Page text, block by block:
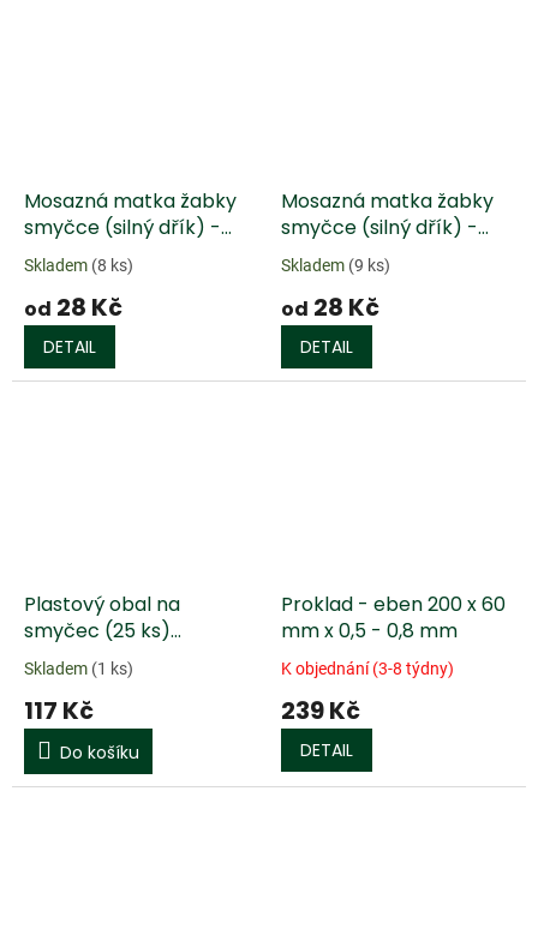
Mosazná matka žabky
smyčce (silný dřík) -
metrický závit
Skladem (8 ks)
od 28 Kč
DETAIL
Mosazná matka žabky
smyčce (silný dřík) -
palcový závit
Skladem (9 ks)
od 28 Kč
DETAIL
Plastový obal na
smyčec (25 ks)
housle/viola/violoncello
Skladem (1 ks)
117 Kč
Do košíku
Proklad - eben 200 x 60
mm x 0,5 - 0,8 mm
K objednání (3-8 týdny)
239 Kč
DETAIL